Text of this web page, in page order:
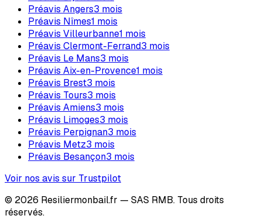
Préavis Angers3 mois
Préavis Nîmes1 mois
Préavis Villeurbanne1 mois
Préavis Clermont-Ferrand3 mois
Préavis Le Mans3 mois
Préavis Aix-en-Provence1 mois
Préavis Brest3 mois
Préavis Tours3 mois
Préavis Amiens3 mois
Préavis Limoges3 mois
Préavis Perpignan3 mois
Préavis Metz3 mois
Préavis Besançon3 mois
Voir nos avis sur Trustpilot
© 2026 Resiliermonbail.fr — SAS RMB. Tous droits
réservés.